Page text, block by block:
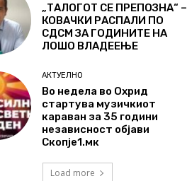
„ТАЛОГОТ СЕ ПРЕПОЗНА“ –
КОВАЧКИ РАСПАЛИ ПО
СДСМ ЗА ГОДИНИТЕ НА
ЛОШО ВЛАДЕЕЊЕ
АКТУЕЛНО
Во недела во Охрид
стартува музичкиот
караван за 35 години
независност објави
Скопје1.мк
Load more